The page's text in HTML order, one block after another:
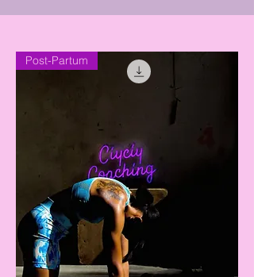
Post-Partum